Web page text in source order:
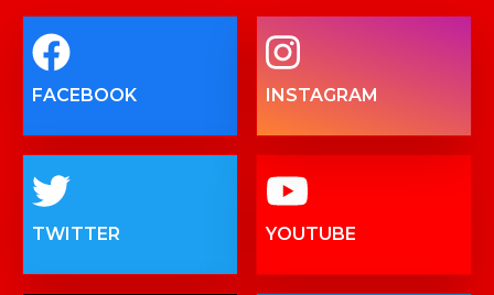
FACEBOOK INSTAGRAM
TWITTER YOUTUBE